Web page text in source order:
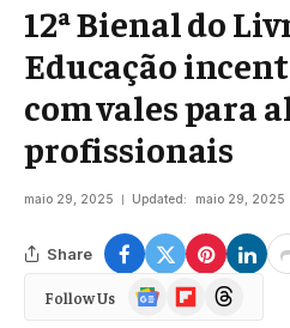
12ª Bienal do
Educação
com vales para
profissionais
maio 29, 2025 Updated: maio 29, 2025
Share
Follow Us
Google
News
FlipboardThreads